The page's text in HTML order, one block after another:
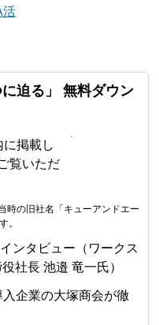
活
に迫る」 無料ダウン
掲載し
覧いただ
時の旧社名「キューアンドエー
。
ンタビュー（ワークス
社長 池邉 竜一氏）
企業の大塚商会が徹